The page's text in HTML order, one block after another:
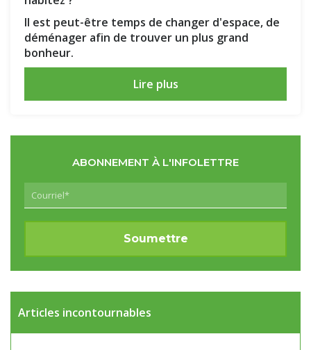
Il est peut-être temps de changer d'espace, de
déménager afin de trouver un plus grand
bonheur.
Lire plus
ABONNEMENT À L'INFOLETTRE
Articles incontournables